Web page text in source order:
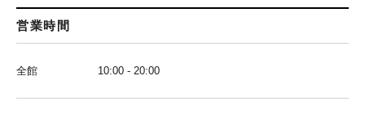
営業時間
全館 10:00 - 20:00